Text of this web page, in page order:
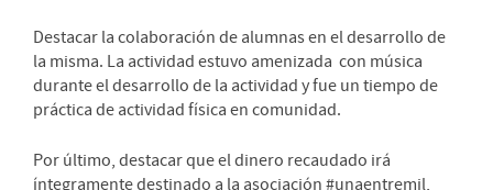
Destacar la colaboración de alumnas en el desarrollo de
la misma. La actividad estuvo amenizada con música
durante el desarrollo de la actividad y fue un tiempo de
práctica de actividad física en comunidad.
Por último, destacar que el dinero recaudado irá
íntegramente destinado a la asociación #unaentremil,